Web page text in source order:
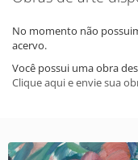
No momento não
acervo.
Você possui uma obra
Clique aqui e envie sua